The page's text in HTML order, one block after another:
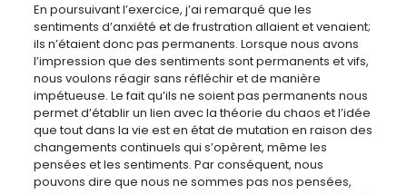
En poursuivant l’exercice, j’ai remarqué que les
sentiments d’anxiété et de frustration allaient et venaient;
ils n’étaient donc pas permanents. Lorsque nous avons
l’impression que des sentiments sont permanents et vifs,
nous voulons réagir sans réfléchir et de manière
impétueuse. Le fait qu’ils ne soient pas permanents nous
permet d’établir un lien avec la théorie du chaos et l’idée
que tout dans la vie est en état de mutation en raison des
changements continuels qui s’opèrent, même les
pensées et les sentiments. Par conséquent, nous
pouvons dire que nous ne sommes pas nos pensées,